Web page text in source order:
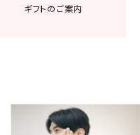
ギフトのご案内